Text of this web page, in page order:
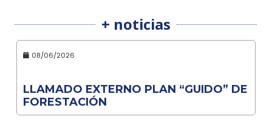
+ noticias
08/06/2026
LLAMADO EXTERNO PLAN “GUIDO” DE
FORESTACIÓN